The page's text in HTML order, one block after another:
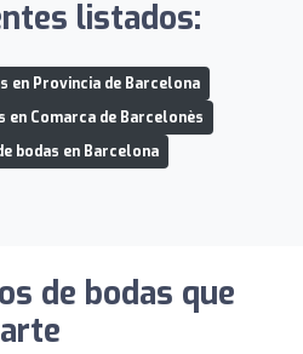
listados:
en Provincia de Barcelona
Comarca de Barcelonès
bodas en Barcelona
de bodas que